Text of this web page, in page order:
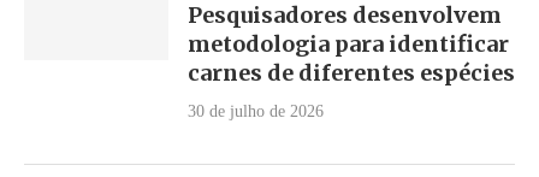
Pesquisadores desenvolvem
metodologia para identificar
carnes de diferentes espécies
30 de julho de 2026